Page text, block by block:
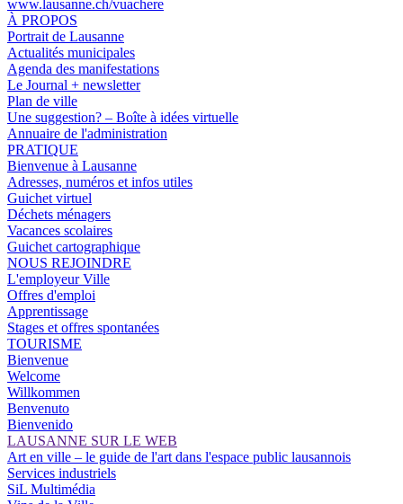
www.lausanne.ch/vuachere
À PROPOS
Portrait de Lausanne
Actualités municipales
Agenda des manifestations
Le Journal + newsletter
Plan de ville
Une suggestion? – Boîte à idées virtuelle
Annuaire de l'administration
PRATIQUE
Bienvenue à Lausanne
Adresses, numéros et infos utiles
Guichet virtuel
Déchets ménagers
Vacances scolaires
Guichet cartographique
NOUS REJOINDRE
L'employeur Ville
Offres d'emploi
Apprentissage
Stages et offres spontanées
TOURISME
Bienvenue
Welcome
Willkommen
Benvenuto
Bienvenido
LAUSANNE SUR LE WEB
Art en ville – le guide de l'art dans l'espace public lausannois
Services industriels
SiL Multimédia